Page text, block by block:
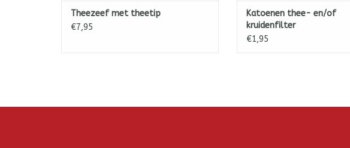
Theezeef met theetip
€7,95
Katoenen thee- en/of
kruidenfilter
€1,95